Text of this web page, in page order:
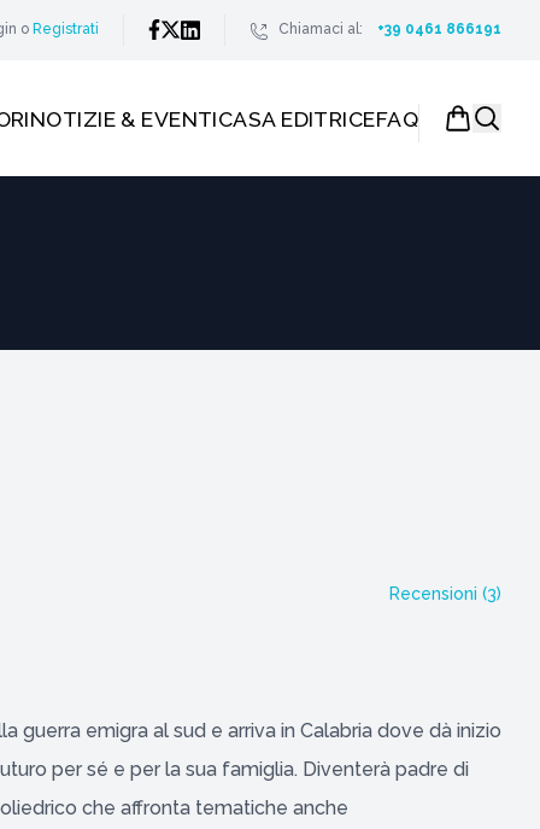
o Registrati Chiamaci al: +39 0461 866191
NOTIZIE & EVENTICASA EDITRICEFAQ
Recensioni (3)
emigra al sud e arriva in Calabria dove dà inizio
per sé e per la sua famiglia. Diventerà padre di
che affronta tematiche anche